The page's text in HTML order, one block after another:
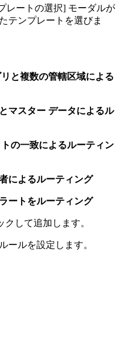
レートの選択] モーダルが
テンプレートを選びま
と複数の管轄区域による
マスター データによるル
の一致によるルーティン
によるルーティング
ートをルーティング
クして追加します。
ールを設定します。